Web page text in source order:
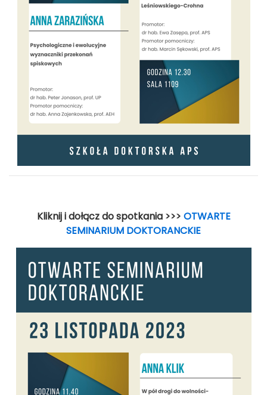
Kliknij i dołącz do spotkania >>> OTWARTE
SEMINARIUM DOKTORANCKIE